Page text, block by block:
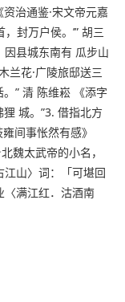
治通鉴·宋文帝元嘉
封万户侯。’” 胡三
因县城东南有 瓜步山
兰花·广陵旅邸送三
” 清 陈维崧 《添字
城。”3. 借指北方
间事怅然有感》
魏太武帝的小名，
山〉词：「可堪回
〈满江红．沽酒南